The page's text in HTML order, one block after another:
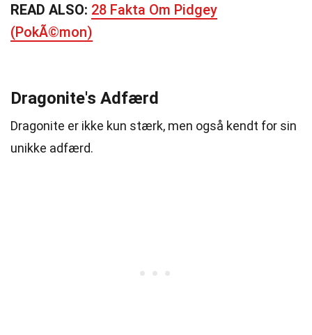
READ ALSO: 28 Fakta Om Pidgey
(PokÃ©mon)
Dragonite's Adfærd
Dragonite er ikke kun stærk, men også kendt for sin
unikke adfærd.